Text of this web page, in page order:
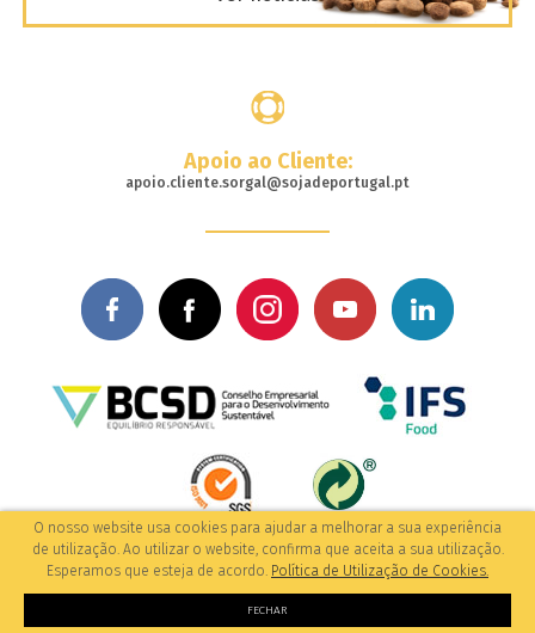
Apoio ao Cliente:
apoio.cliente.sorgal@sojadeportugal.pt
© 2017-2026 Todos os direitos reservados
/Política de Privacidade
by: M&A Digital
O nosso website usa cookies para ajudar a melhorar a sua experiência
de utilização. Ao utilizar o website, confirma que aceita a sua utilização.
Esperamos que esteja de acordo. Política de Utilização de Cookies.
FECHAR